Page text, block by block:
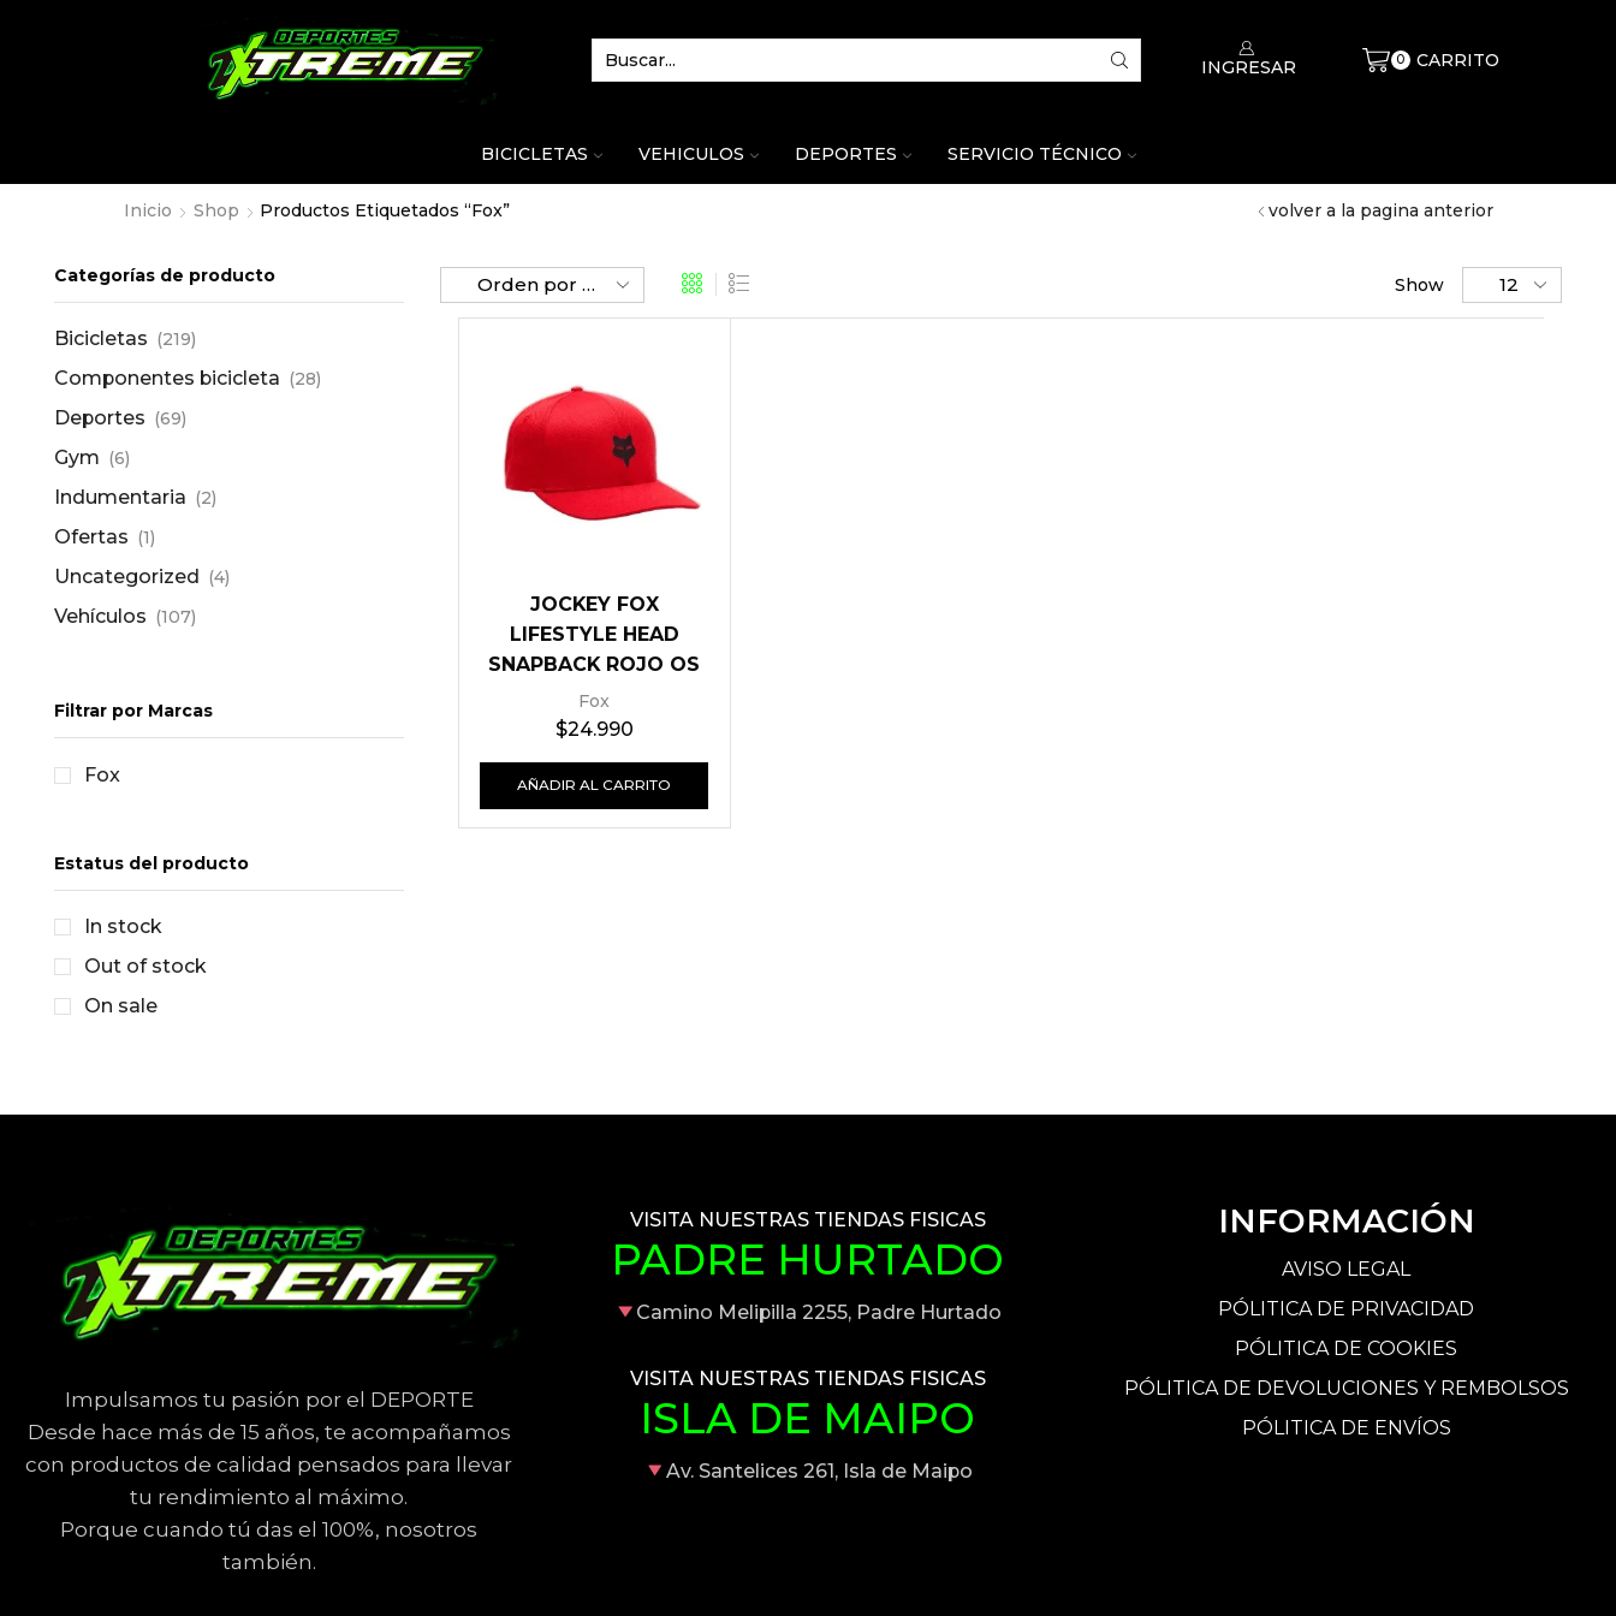
INGRESAR 0 CARRITO
BICICLETAS VEHICULOS DEPORTES SERVICIO TÉCNICO
Inicio Shop Productos Etiquetados “fox” volver a la pagina anterior
Show
JOCKEY FOX
LIFESTYLE HEAD
SNAPBACK ROJO OS
Fox
$24.990
AÑADIR AL CARRITO
Categorías de producto
Bicicletas (219)
Componentes bicicleta (28)
Deportes (69)
Gym (6)
Indumentaria (2)
Ofertas (1)
Uncategorized (4)
Vehículos (107)
Filtrar por Marcas
Fox
Estatus del producto
In stock
Out of stock
On sale
Impulsamos tu pasión por el DEPORTE
Desde hace más de 15 años, te acompañamos
con productos de calidad pensados para llevar
tu rendimiento al máximo.
Porque cuando tú das el 100%, nosotros
también.
VISITA NUESTRAS TIENDAS FISICAS
PADRE HURTADO
Camino Melipilla 2255, Padre Hurtado
VISITA NUESTRAS TIENDAS FISICAS
ISLA DE MAIPO
Av. Santelices 261, Isla de Maipo
INFORMACIÓN
AVISO LEGAL
PÓLITICA DE PRIVACIDAD
PÓLITICA DE COOKIES
PÓLITICA DE DEVOLUCIONES Y REMBOLSOS
PÓLITICA DE ENVÍOS